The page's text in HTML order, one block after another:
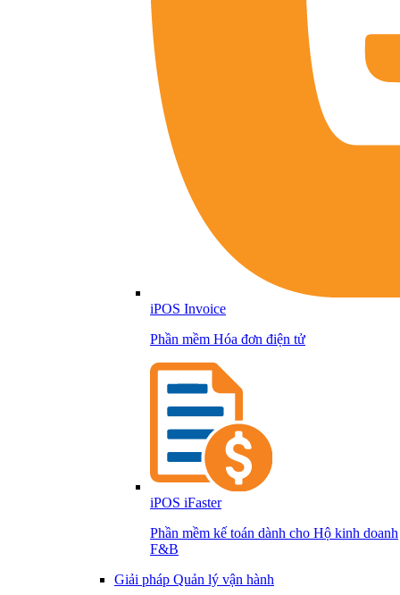
iPOS Invoice
Phần mềm Hóa đơn điện tử
iPOS iFaster
Phần mềm kế toán dành cho Hộ kinh doanh
F&B
Giải pháp Quản lý vận hành